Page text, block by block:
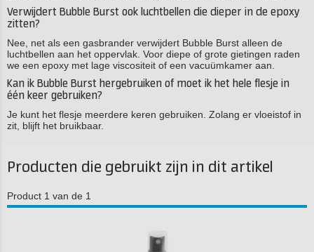
Verwijdert Bubble Burst ook luchtbellen die dieper in de epoxy
zitten?
Nee, net als een gasbrander verwijdert Bubble Burst alleen de
luchtbellen aan het oppervlak. Voor diepe of grote gietingen raden
we een epoxy met lage viscositeit of een vacuümkamer aan.
Kan ik Bubble Burst hergebruiken of moet ik het hele flesje in
één keer gebruiken?
Je kunt het flesje meerdere keren gebruiken. Zolang er vloeistof in
zit, blijft het bruikbaar.
Producten die gebruikt zijn in dit artikel
Product 1 van de 1